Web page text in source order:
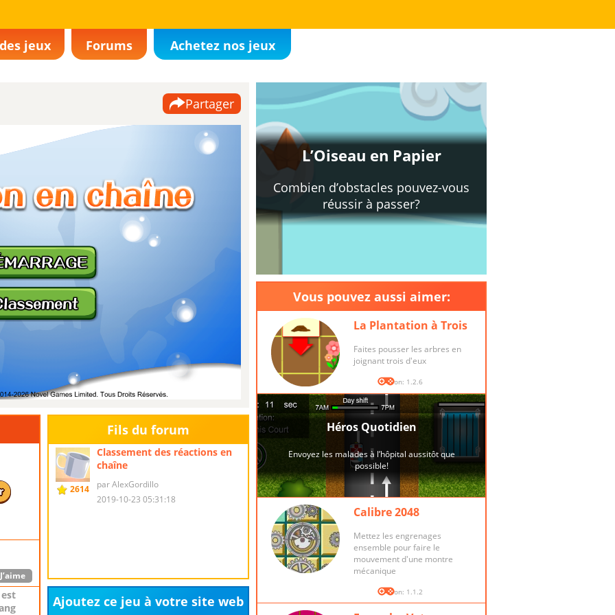
jeux Forums Achetez nos jeux
Partager
3
that
J’aime
la
et la
de
9 with
695
out
J’aime
Fils du forum
2614
Classement des réactions en
chaîne
par AlexGordillo
2019-10-23 05:31:18
Ajoutez ce jeu à votre site web
Vous pouvez aussi aimer:
La Plantation à Trois
Faites pousser les arbres en
joignant trois d'eux
Version: 1.2.6
Calibre 2048
Mettez les engrenages
ensemble pour faire le
mouvement d'une montre
mécanique
Version: 1.1.2